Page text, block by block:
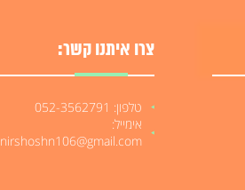
צרו איתנו קשר:
טלפון: 052-3562791
אימייל:
nirshoshn106@gmail.com